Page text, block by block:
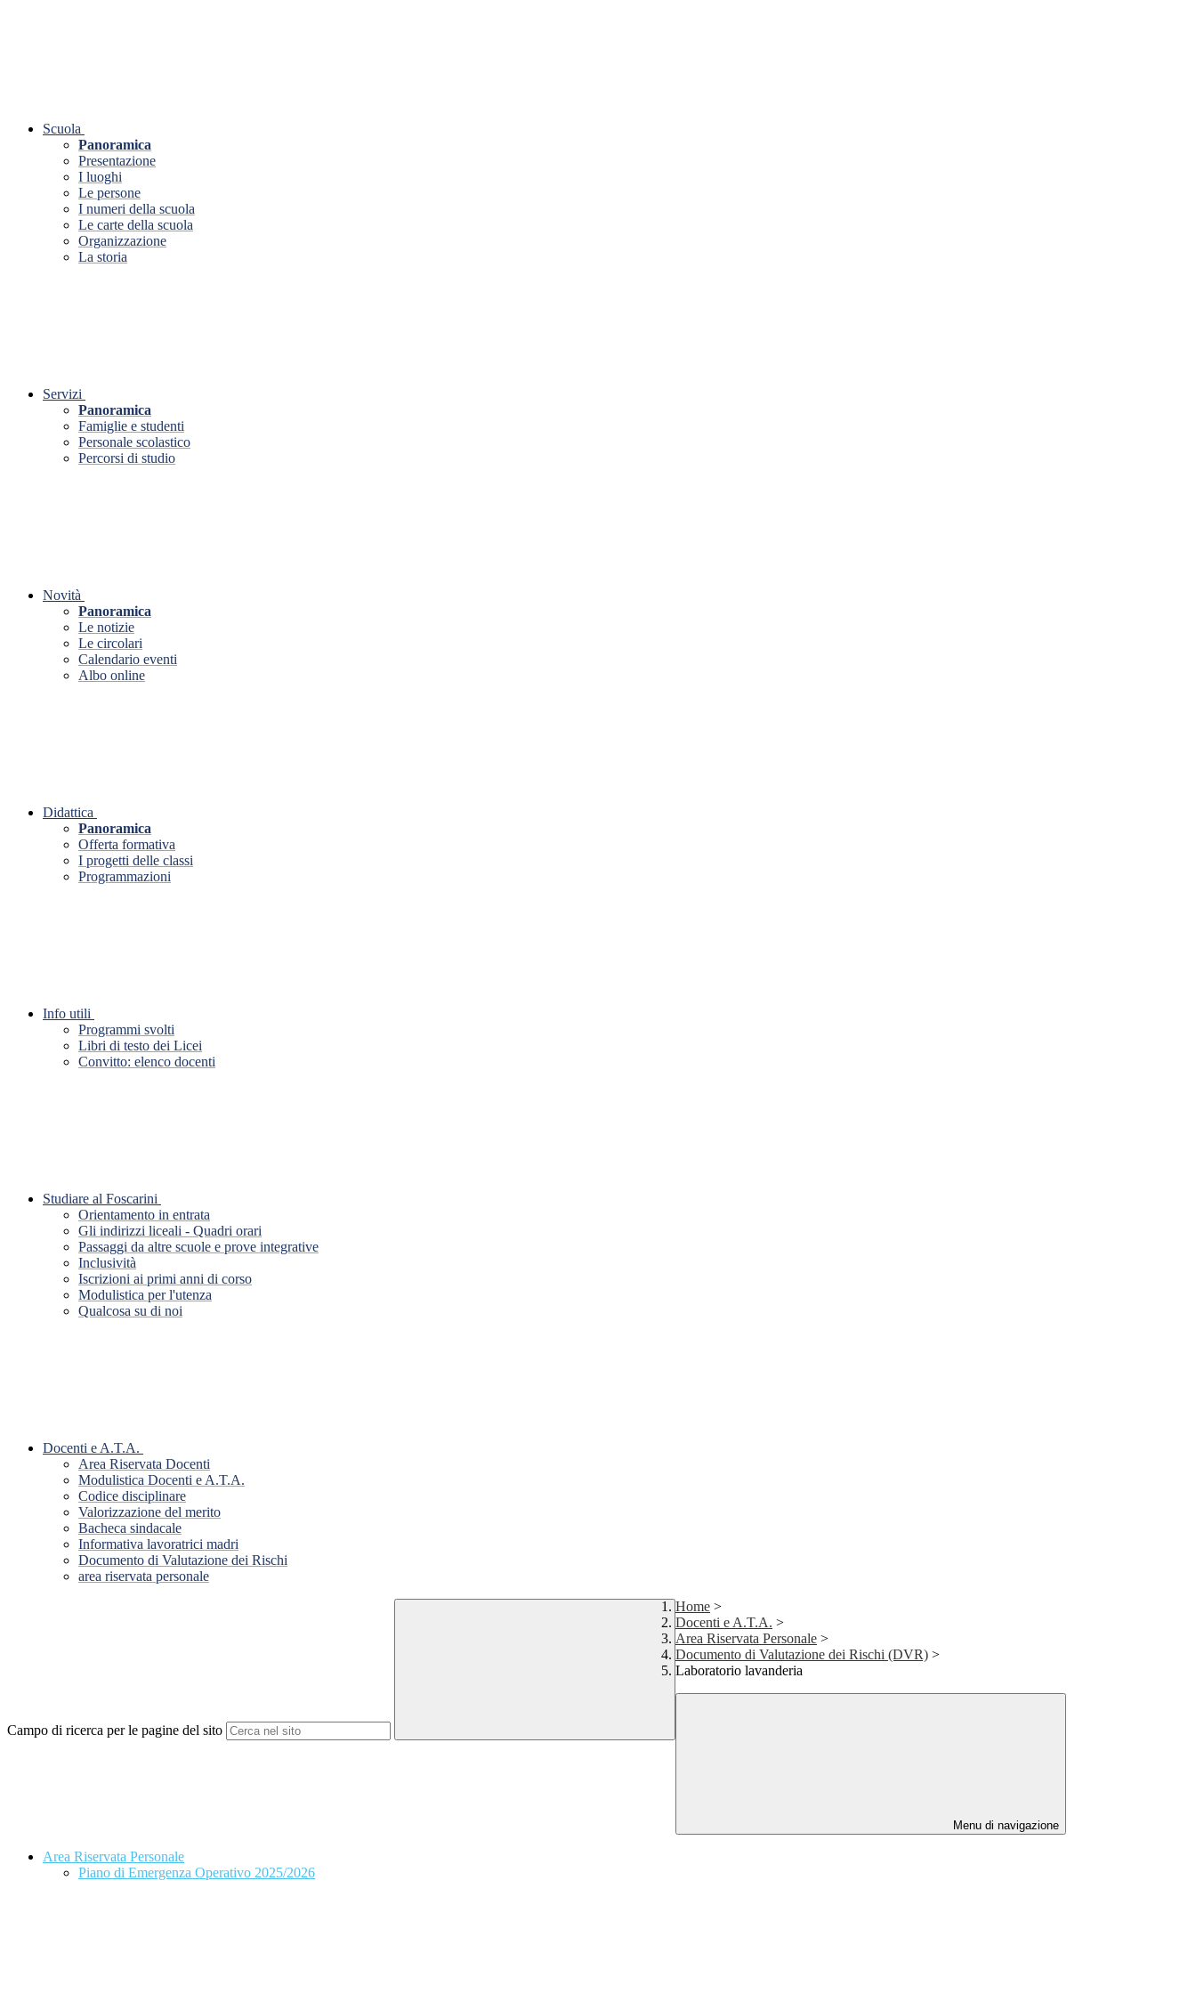
Scuola
Panoramica
Presentazione
I luoghi
Le persone
I numeri della scuola
Le carte della scuola
Organizzazione
La storia
Servizi
Panoramica
Famiglie e studenti
Personale scolastico
Percorsi di studio
Novità
Panoramica
Le notizie
Le circolari
Calendario eventi
Albo online
Didattica
Panoramica
Offerta formativa
I progetti delle classi
Programmazioni
Info utili
Programmi svolti
Libri di testo dei Licei
Convitto: elenco docenti
Studiare al Foscarini
Orientamento in entrata
Gli indirizzi liceali - Quadri orari
Passaggi da altre scuole e prove integrative
Inclusività
Iscrizioni ai primi anni di corso
Modulistica per l'utenza
Qualcosa su di noi
Docenti e A.T.A.
Area Riservata Docenti
Modulistica Docenti e A.T.A.
Codice disciplinare
Valorizzazione del merito
Bacheca sindacale
Informativa lavoratrici madri
Documento di Valutazione dei Rischi
area riservata personale
Campo di ricerca per le pagine del sito
Home >
Docenti e A.T.A. >
Area Riservata Personale >
Documento di Valutazione dei Rischi (DVR) >
Laboratorio lavanderia
Menu di navigazione
Area Riservata Personale
Piano di Emergenza Operativo 2025/2026